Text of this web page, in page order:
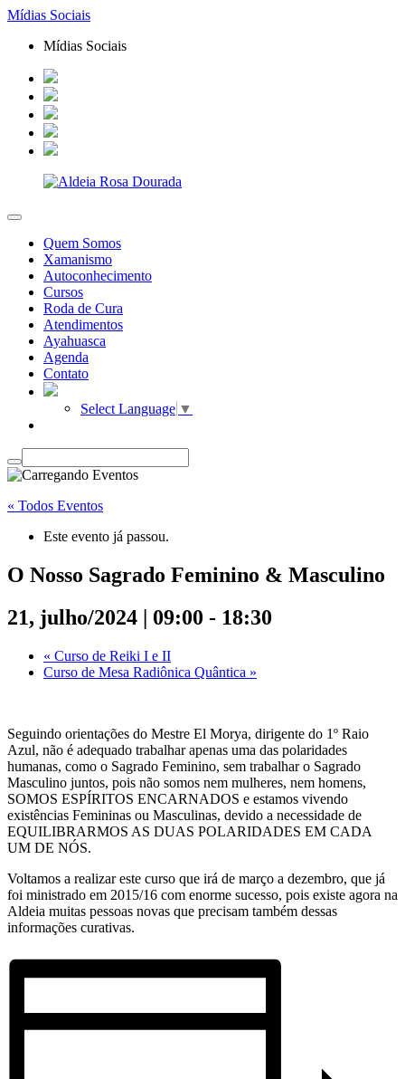
Mídias Sociais
Mídias Sociais
Quem Somos
Xamanismo
Autoconhecimento
Cursos
Roda de Cura
Atendimentos
Ayahuasca
Agenda
Contato
Select Language ▼
« Todos Eventos
Este evento já passou.
O Nosso Sagrado Feminino & Masculino
21, julho/2024 | 09:00 - 18:30
« Curso de Reiki I e II
Curso de Mesa Radiônica Quântica »
Seguindo orientações do Mestre El Morya, dirigente do 1º Raio
Azul, não é adequado trabalhar apenas uma das polaridades
humanas, como o Sagrado Feminino, sem trabalhar o Sagrado
Masculino juntos, pois não somos nem mulheres, nem homens,
SOMOS ESPÍRITOS ENCARNADOS e estamos vivendo
existências Femininas ou Masculinas, devido a necessidade de
EQUILIBRARMOS AS DUAS POLARIDADES EM CADA
UM DE NÓS.
Voltamos a realizar este curso que irá de março a dezembro, que já
foi ministrado em 2015/16 com enorme sucesso, pois existe agora na
Aldeia muitas pessoas novas que precisam também dessas
informações curativas.